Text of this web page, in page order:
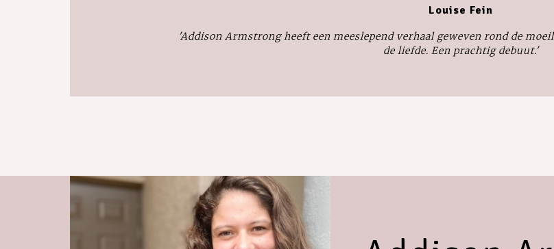
Louise Fein
'Addison Armstrong heeft een meeslepend verhaal geweven rond de
de liefde. Een prachtig debuut.'